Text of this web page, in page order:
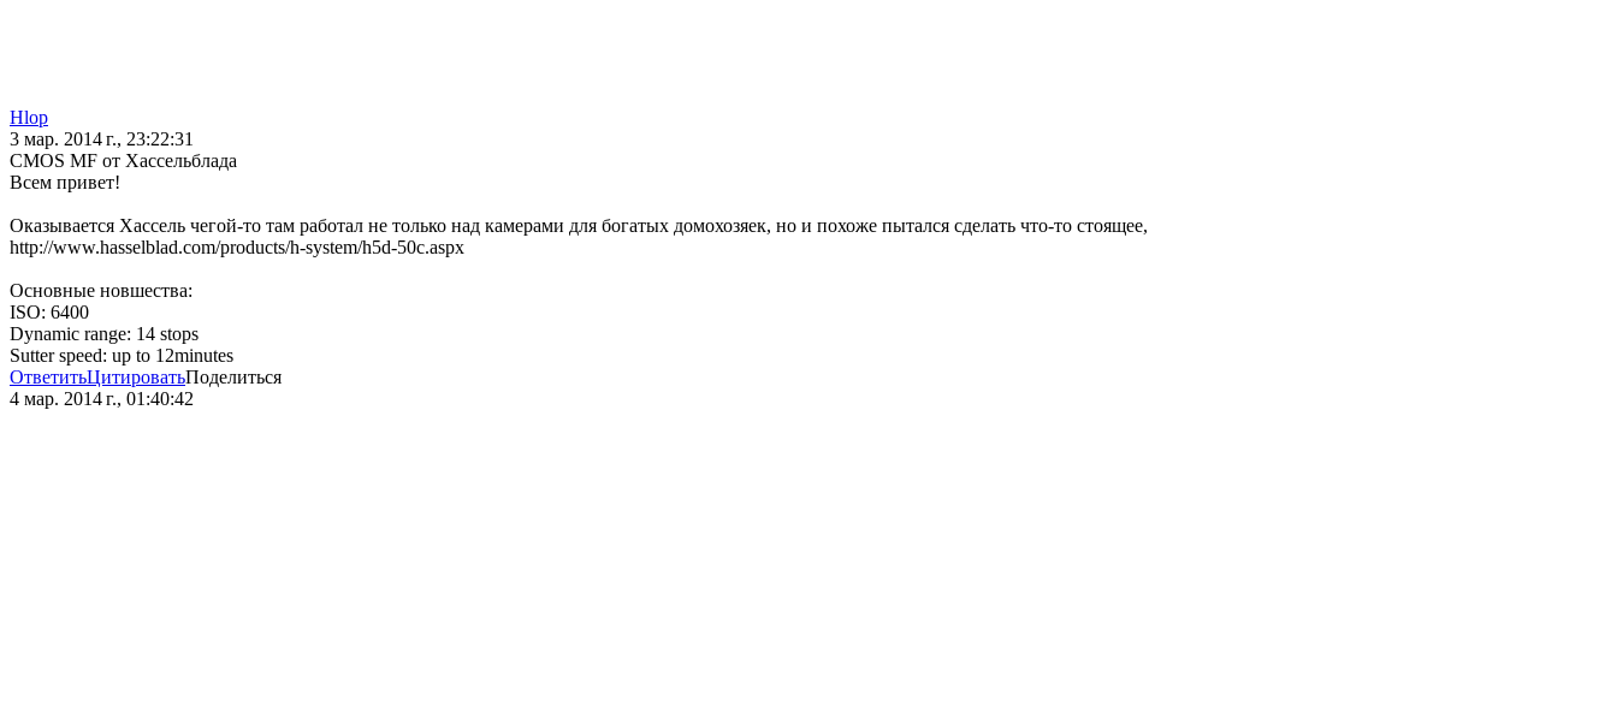
Hlop
3 мар. 2014 г., 23:22:31
CMOS MF от Хассельблада
Всем привет!
Оказывается Хассель чегой-то там работал не только над камерами для богатых домохозяек, но и похоже пытался сделать что-то стоящее,
http://www.hasselblad.com/products/h-system/h5d-50c.aspx
Основные новшества:
ISO: 6400
Dynamic range: 14 stops
Sutter speed: up to 12minutes
ОтветитьЦитироватьПоделиться
4 мар. 2014 г., 01:40:42